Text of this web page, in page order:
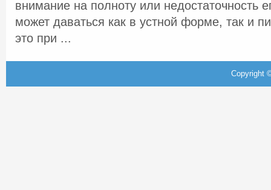
внимание на полноту или недостаточность
может даваться как в устной форме, так и
это при ...
Copyright